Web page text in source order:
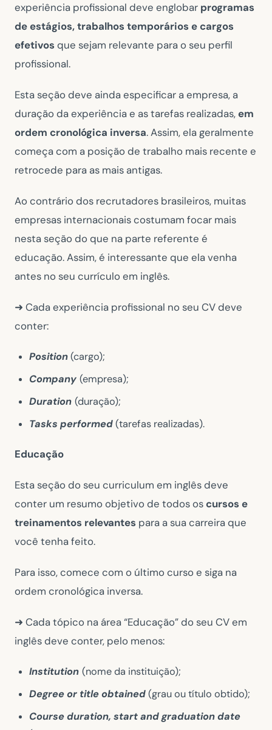
experiência profissional deve englobar programas
de estágios, trabalhos temporários e cargos
efetivos que sejam relevante para o seu perfil
profissional.
Esta seção deve ainda especificar a empresa, a
duração da experiência e as tarefas realizadas,em
ordem cronológica inversa. Assim, ela geralmente
começa com a posição de trabalho mais recente e
retrocede para as mais antigas.
Ao contrário dos recrutadores brasileiros, muitas
empresas internacionais costumam focar mais
nesta seção do que na parte referente é
educação. Assim, é interessante que ela venha
antes no seu currículo em inglês.
➜ Cada experiência profissional no seu CV deve
conter:
Position(cargo);
Company (empresa);
Duration (duração);
Tasks performed(tarefas realizadas).
Educação
Esta seção do seu curriculum em inglês deve
conter um resumo objetivo de todos oscursos e
treinamentos relevantes para a sua carreira que
você tenha feito.
Para isso, comece com o último curso e siga na
ordem cronológica inversa.
➜ Cada tópico na área “Educação” do seu CV em
inglês deve conter, pelo menos:
Institution (nome da instituição);
Degree or title obtained(grau ou título obtido);
Course duration, start and graduation date